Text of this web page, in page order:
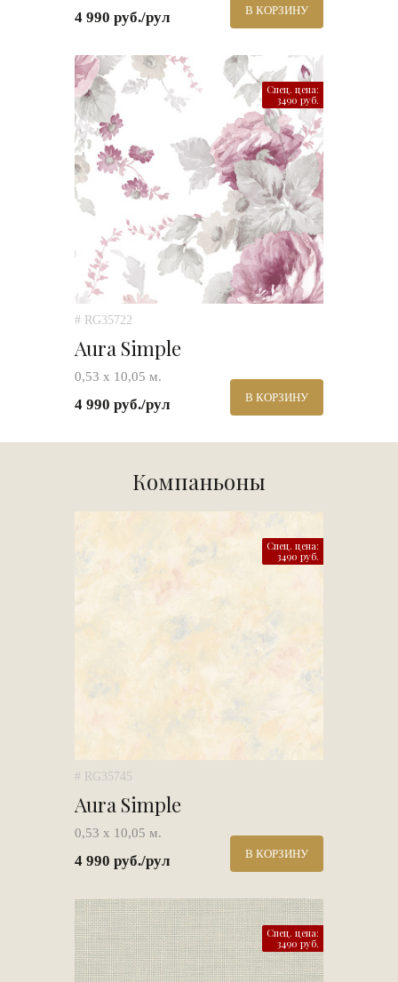
4 990 руб./рул В КОРЗИНУ
Спец. цена:
3490 руб.
# RG35722
Aura Simple
0,53 х 10,05 м.
4 990 руб./рул В КОРЗИНУ
Компаньоны
Спец. цена:
3490 руб.
# RG35745
Aura Simple
0,53 х 10,05 м.
4 990 руб./рул В КОРЗИНУ
Спец. цена:
3490 руб.